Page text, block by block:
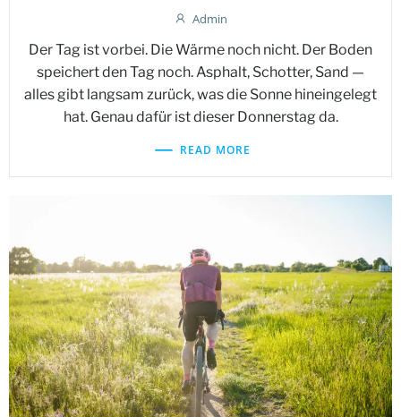
Admin
Der Tag ist vorbei. Die Wärme noch nicht. Der Boden
speichert den Tag noch. Asphalt, Schotter, Sand —
alles gibt langsam zurück, was die Sonne hineingelegt
hat. Genau dafür ist dieser Donnerstag da.
READ MORE